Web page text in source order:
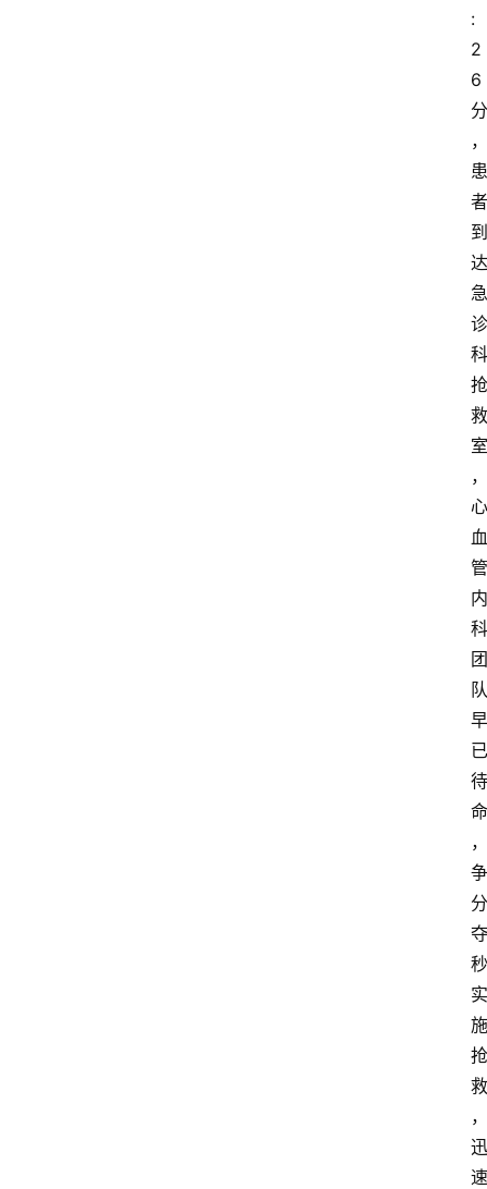
:
2
6
分
，
患
者
到
达
急
诊
科
抢
救
室
，
心
血
管
内
科
团
队
早
已
待
命
，
争
分
夺
秒
实
施
抢
救
，
迅
速